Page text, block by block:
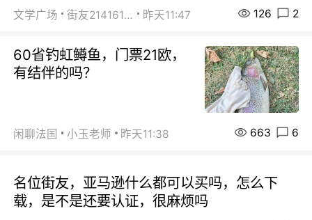
文学广场 街友21416156 昨天11:47 126 2
60省钓虹鳟鱼，门票21欧，
有结伴的吗？
闲聊法国 小玉老师 昨天11:38 663 6
名位街友，亚马逊什么都可以买吗，怎么下
载，是不是还要认证，很麻烦吗